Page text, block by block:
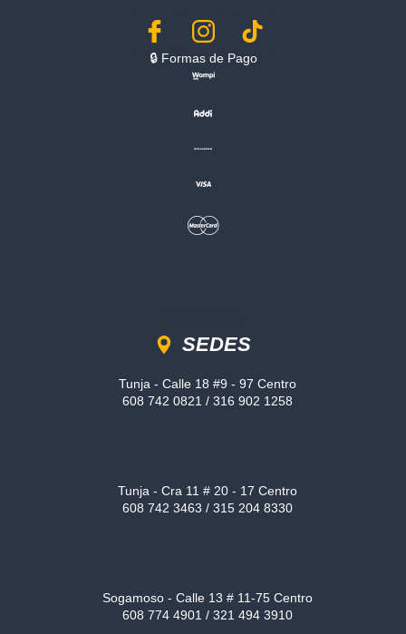
🔒︎ Formas de Pago
SEDES
Tunja - Calle 18 #9 - 97 Centro
608 742 0821 / 316 902 1258
Tunja - Cra 11 # 20 - 17 Centro
608 742 3463 / 315 204 8330
Sogamoso - Calle 13 # 11-75 Centro
608 774 4901 / 321 494 3910